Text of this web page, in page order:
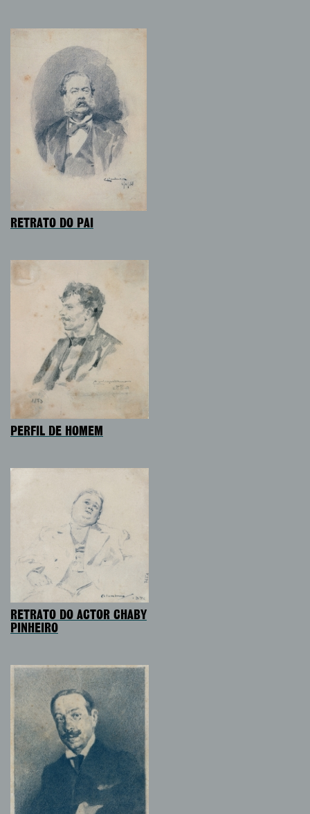
RETRATO DO PAI
PERFIL DE HOMEM
RETRATO DO ACTOR CHABY
PINHEIRO